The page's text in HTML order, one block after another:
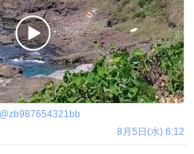
@zb987654321bb
8月5日(水) 6:12